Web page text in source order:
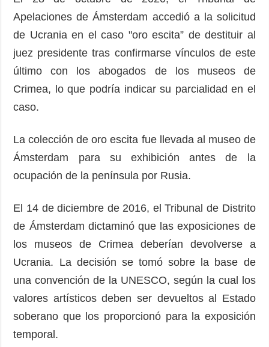
Apelaciones de Ámsterdam accedió a la solicitud
de Ucrania en el caso "oro escita” de destituir al
juez presidente tras confirmarse vínculos de este
último con los abogados de los museos de
Crimea, lo que podría indicar su parcialidad en el
caso.
La colección de oro escita fue llevada al museo de
Ámsterdam para su exhibición antes de la
ocupación de la península por Rusia.
El 14 de diciembre de 2016, el Tribunal de Distrito
de Ámsterdam dictaminó que las exposiciones de
los museos de Crimea deberían devolverse a
Ucrania. La decisión se tomó sobre la base de
una convención de la UNESCO, según la cual los
valores artísticos deben ser devueltos al Estado
soberano que los proporcionó para la exposición
temporal.